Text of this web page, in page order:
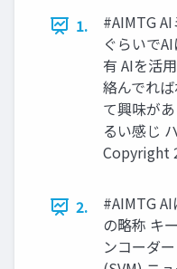
1.
#AIMTG
ぐらいで
有 AIを活
絡んでれ
て興味が
るい感じ
Copyright
2.
#AIMTG
の略称 キ
ンコーダ